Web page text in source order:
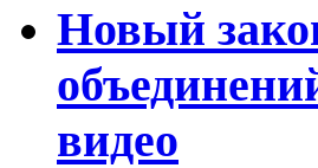
Новый
видео